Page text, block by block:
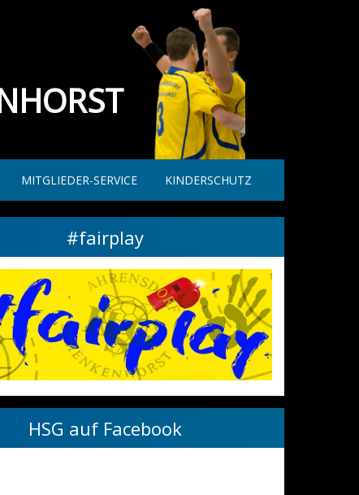
MITGLIEDER-SERVICE KINDERSCHUTZ
#fairplay
HSG auf Facebook